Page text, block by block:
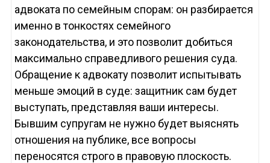
адвоката по семейным спорам: он разбирается
именно в тонкостях семейного
законодательства, и это позволит добиться
максимально справедливого решения суда.
Обращение к адвокату позволит испытывать
меньше эмоций в суде: защитник сам будет
выступать, представляя ваши интересы.
Бывшим супругам не нужно будет выяснять
отношения на публике, все вопросы
переносятся строго в правовую плоскость.